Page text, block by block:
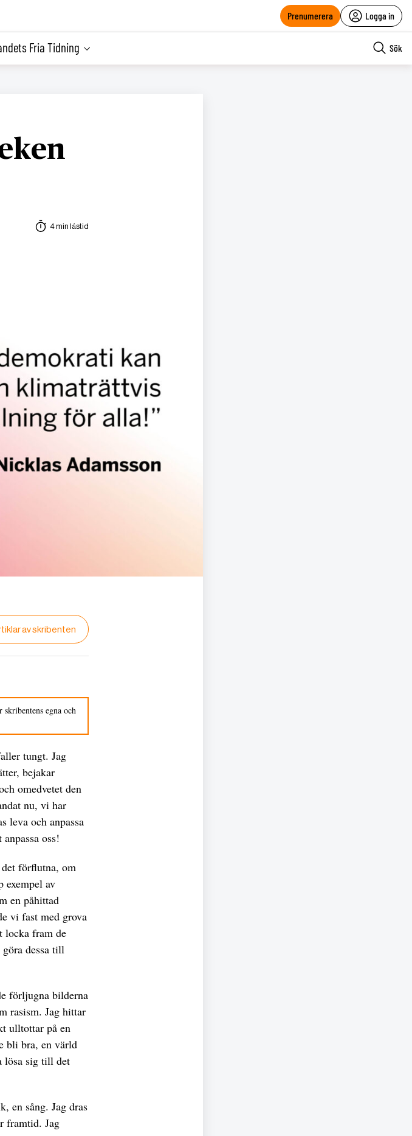
Prenumerera Logga in
Fria Tidning Sök
4 min lästid
av skribenten
egna och
tungt. Jag
bejakar
omedvetet den
nu, vi har
leva och anpassa
oss!
förflutna, om
exempel av
en påhittad
vi fast med grova
locka fram de
dessa till
förljugna bilderna
rasism. Jag hittar
ulltottar på en
bli bra, en värld
lösa sig till det
en sång. Jag dras
framtid. Jag